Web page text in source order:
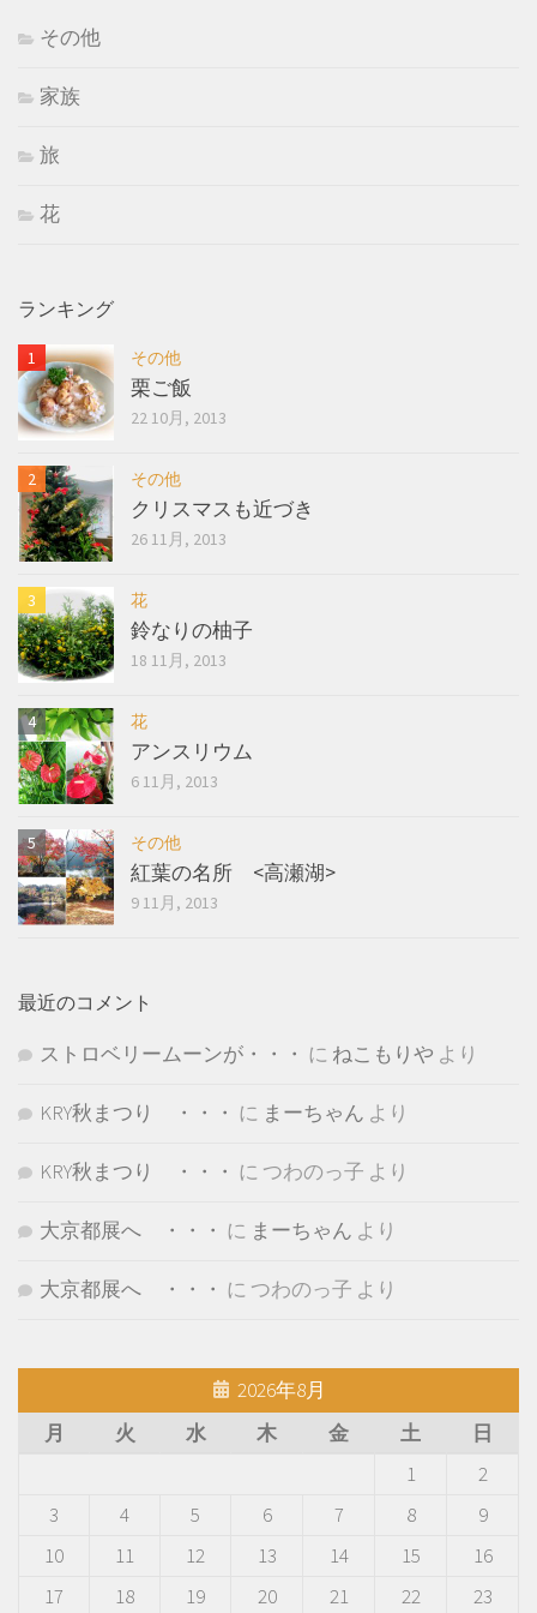
その他
家族
旅
花
ランキング
その他
栗ご飯
22 10月, 2013
その他
クリスマスも近づき
26 11月, 2013
花
鈴なりの柚子
18 11月, 2013
花
アンスリウム
6 11月, 2013
その他
紅葉の名所 <高瀬湖>
9 11月, 2013
最近のコメント
ストロベリームーンが・・・ に ねこもりや より
KRY秋まつり ・・・ に まーちゃん より
KRY秋まつり ・・・ に つわのっ子 より
大京都展へ ・・・ に まーちゃん より
大京都展へ ・・・ に つわのっ子 より
2026年8月
月
火 水 木 金 土
日
1
2
3
4 5 6 7 8
9
10
11 12 13 14 15
16
17
18 19 20 21 22
23